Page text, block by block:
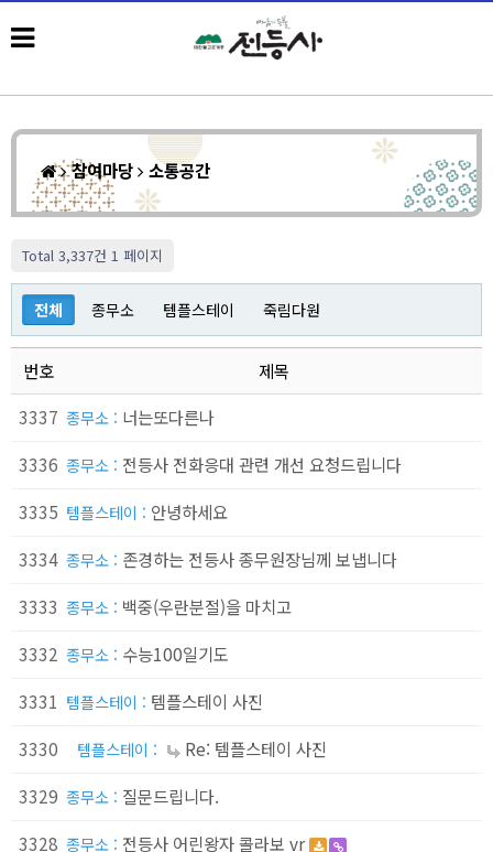
참여마당 소통공간
Total 3,337건 1 페이지
전체 종무소 템플스테이 죽림다원
번호
제목
3337 종무소 : 너는또다른나
3336 종무소 : 전등사 전화응대 관련 개선 요청드립니다
3335 템플스테이 : 안녕하세요
3334 종무소 : 존경하는 전등사 종무원장님께 보냅니다
3333 종무소 : 백중(우란분절)을 마치고
3332 종무소 : 수능100일기도
3331 템플스테이 : 템플스테이 사진
3330
템플스테이 :
Re: 템플스테이 사진
3329 종무소 : 질문드립니다.
3328 종무소 : 전등사 어린왕자 콜라보 vr